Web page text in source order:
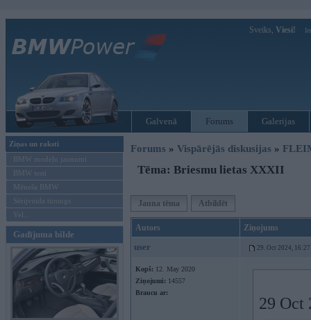
Sveiks, Viesi!
Galvenā Forums Galerijas
Ziņas un raksti
BMW modeļu jaunumi
BMW testi
Mēneša BMW
Sērijveida tūnings
Vel...
Gadījuma bilde
Forums » Vispārējās diskusijas »
Tēma: Briesmu lietas XXXII
Jauna tēma Atbildēt
Autors Ziņojums
user 29. Oct 2024, 16:27
Kopš: 12. May 2020
Ziņojumi: 14557
Braucu ar:
29 Oct